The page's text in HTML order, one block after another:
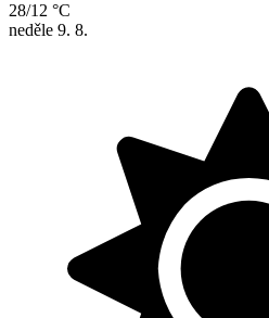
28/12 °C
neděle 9. 8.